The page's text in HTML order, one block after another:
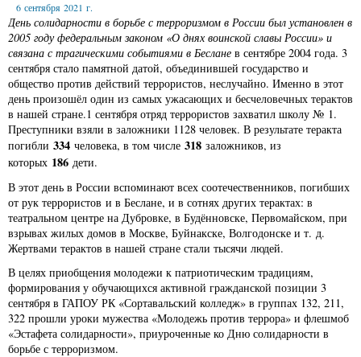
6 сентября 2021 г.
День солидарности в борьбе с терроризмом в России был установлен в
2005 году федеральным законом «О днях воинской славы России» и
связана с трагическими событиями в Беслане в сентябре 2004 года. 3
сентября стало памятной датой, объединившей государство и
общество против действий террористов, неслучайно. Именно в этот
день произошёл один из самых ужасающих и бесчеловечных терактов
в нашей стране.1 сентября отряд террористов захватил школу № 1.
Преступники взяли в заложники 1128 человек. В результате теракта
погибли 334 человека, в том числе 318 заложников, из
которых 186 дети.
В этот день в России вспоминают всех соотечественников, погибших
от рук террористов и в Беслане, и в сотнях других терактах: в
театральном центре на Дубровке, в Будённовске, Первомайском, при
взрывах жилых домов в Москве, Буйнакске, Волгодонске и т. д.
Жертвами терактов в нашей стране стали тысячи людей.
В целях приобщения молодежи к патриотическим традициям,
формирования у обучающихся активной гражданской позиции 3
сентября в ГАПОУ РК «Сортавальский колледж» в группах 132, 211,
322 прошли уроки мужества «Молодежь против террора» и флешмоб
«Эстафета солидарности», приуроченные ко Дню солидарности в
борьбе с терроризмом.